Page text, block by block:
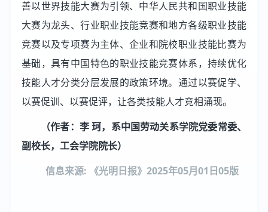
善以世界技能大赛为引领、中华人民共和国职业技能
大赛为龙头、行业职业技能竞赛和地方各级职业技能
竞赛以及专项赛为主体、企业和院校职业技能比赛为
基础，具有中国特色的职业技能竞赛体系，持续优化
技能人才分类分层发展的政策环境。通过以赛促学、
以赛促训、以赛促评，让各类技能人才竞相涌现。
（作者：李 珂，系中国劳动关系学院党委常委、
副校长，工会学院院长）
信息来源: 《光明日报》2025年05月01日05版